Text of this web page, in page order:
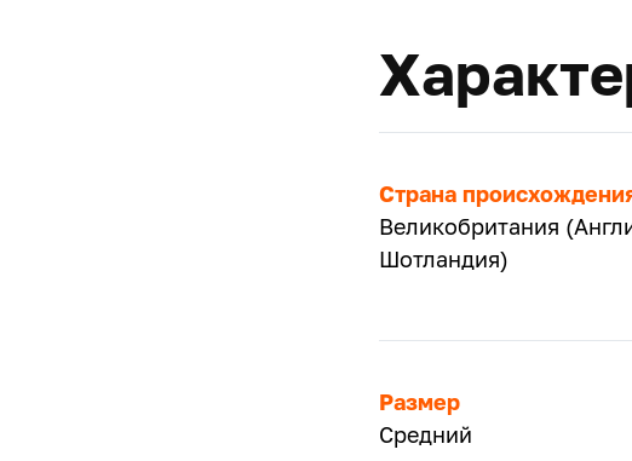
Страна
Великобритания
Шотландия)
Размер
Средний